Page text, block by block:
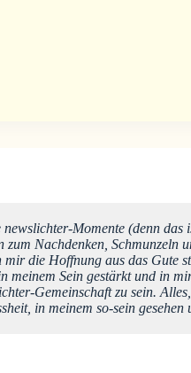
newslichter-Momente (denn das
zum Nachdenken, Schmunzeln
mir die Hoffnung aus das Gute
meinem Sein gestärkt und in
Gemeinschaft zu sein.
in meinem so-sein